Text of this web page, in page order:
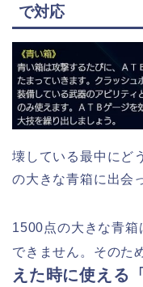
で対応
壊している最中にど
の大きな青箱に出会
1500点の大きな青
できません。そのた
えた時に使える